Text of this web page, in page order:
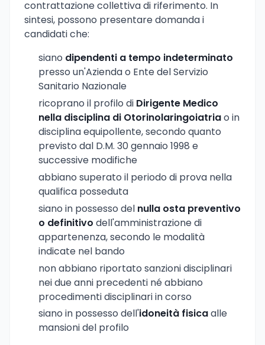
contrattazione collettiva di riferimento. In
sintesi, possono presentare domanda i
candidati che:
siano dipendenti a tempo indeterminato
presso un'Azienda o Ente del Servizio
Sanitario Nazionale
ricoprano il profilo di Dirigente Medico
nella disciplina di Otorinolaringoiatriao in
disciplina equipollente, secondo quanto
previsto dal D.M. 30 gennaio 1998 e
successive modifiche
abbiano superato il periodo di prova nella
qualifica posseduta
siano in possesso del nulla osta preventivo
o definitivo dell'amministrazione di
appartenenza, secondo le modalità
indicate nel bando
non abbiano riportato sanzioni disciplinari
nei due anni precedenti né abbiano
procedimenti disciplinari in corso
siano in possesso dell'idoneità fisicaalle
mansioni del profilo